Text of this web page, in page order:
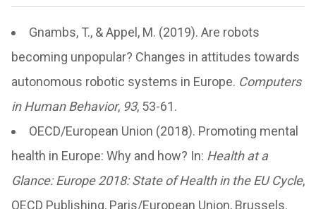
Gnambs, T., & Appel, M. (2019). Are robots
becoming unpopular? Changes in attitudes towards
autonomous robotic systems in Europe. Computers
in Human Behavior, 93, 53-61.
OECD/European Union (2018). Promoting mental
health in Europe: Why and how? In: Health at a
Glance: Europe 2018: State of Health in the EU Cycle,
OECD Publishing, Paris/European Union, Brussels.